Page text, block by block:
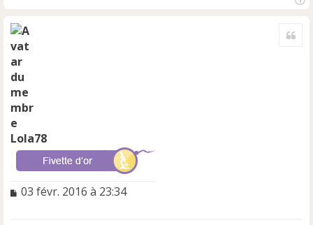
l
u
Lola78
M
03 févr. 2016 à 23:34